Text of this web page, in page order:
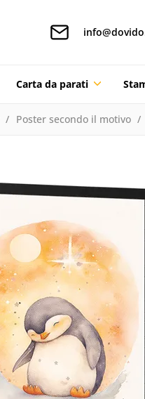
Carta da parati
Poster secondo il motivo